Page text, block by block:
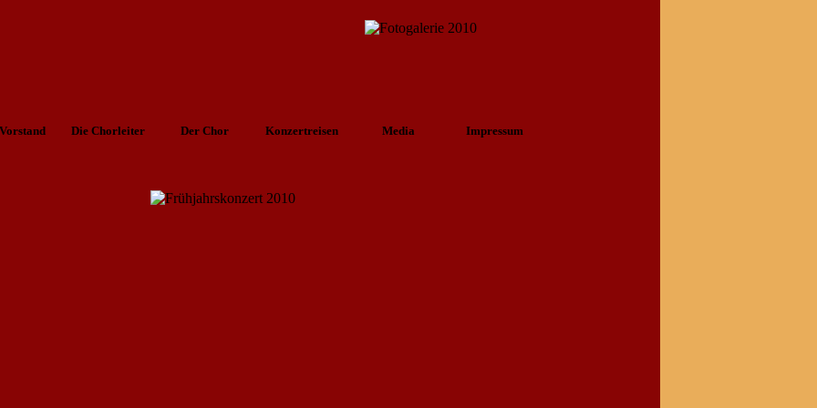
Die Chorleiter Der Chor Konzertreisen Media Impressum